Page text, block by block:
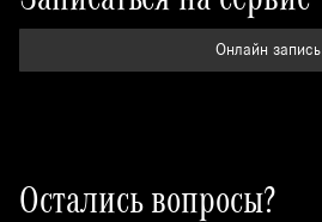
Онлайн запись
Остались вопросы?